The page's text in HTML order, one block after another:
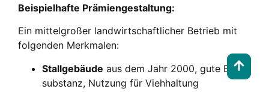
Bei­spiel­haf­te Prä­mi­en­ge­stal­tung:
Ein mit­tel­gro­ßer land­wirt­schaft­li­cher Betrieb mit
fol­gen­den Merk­ma­len:
Stall­ge­bäu­de aus dem Jahr 2000, gute Bau­
sub­stanz, Nut­zung für Vieh­hal­tung